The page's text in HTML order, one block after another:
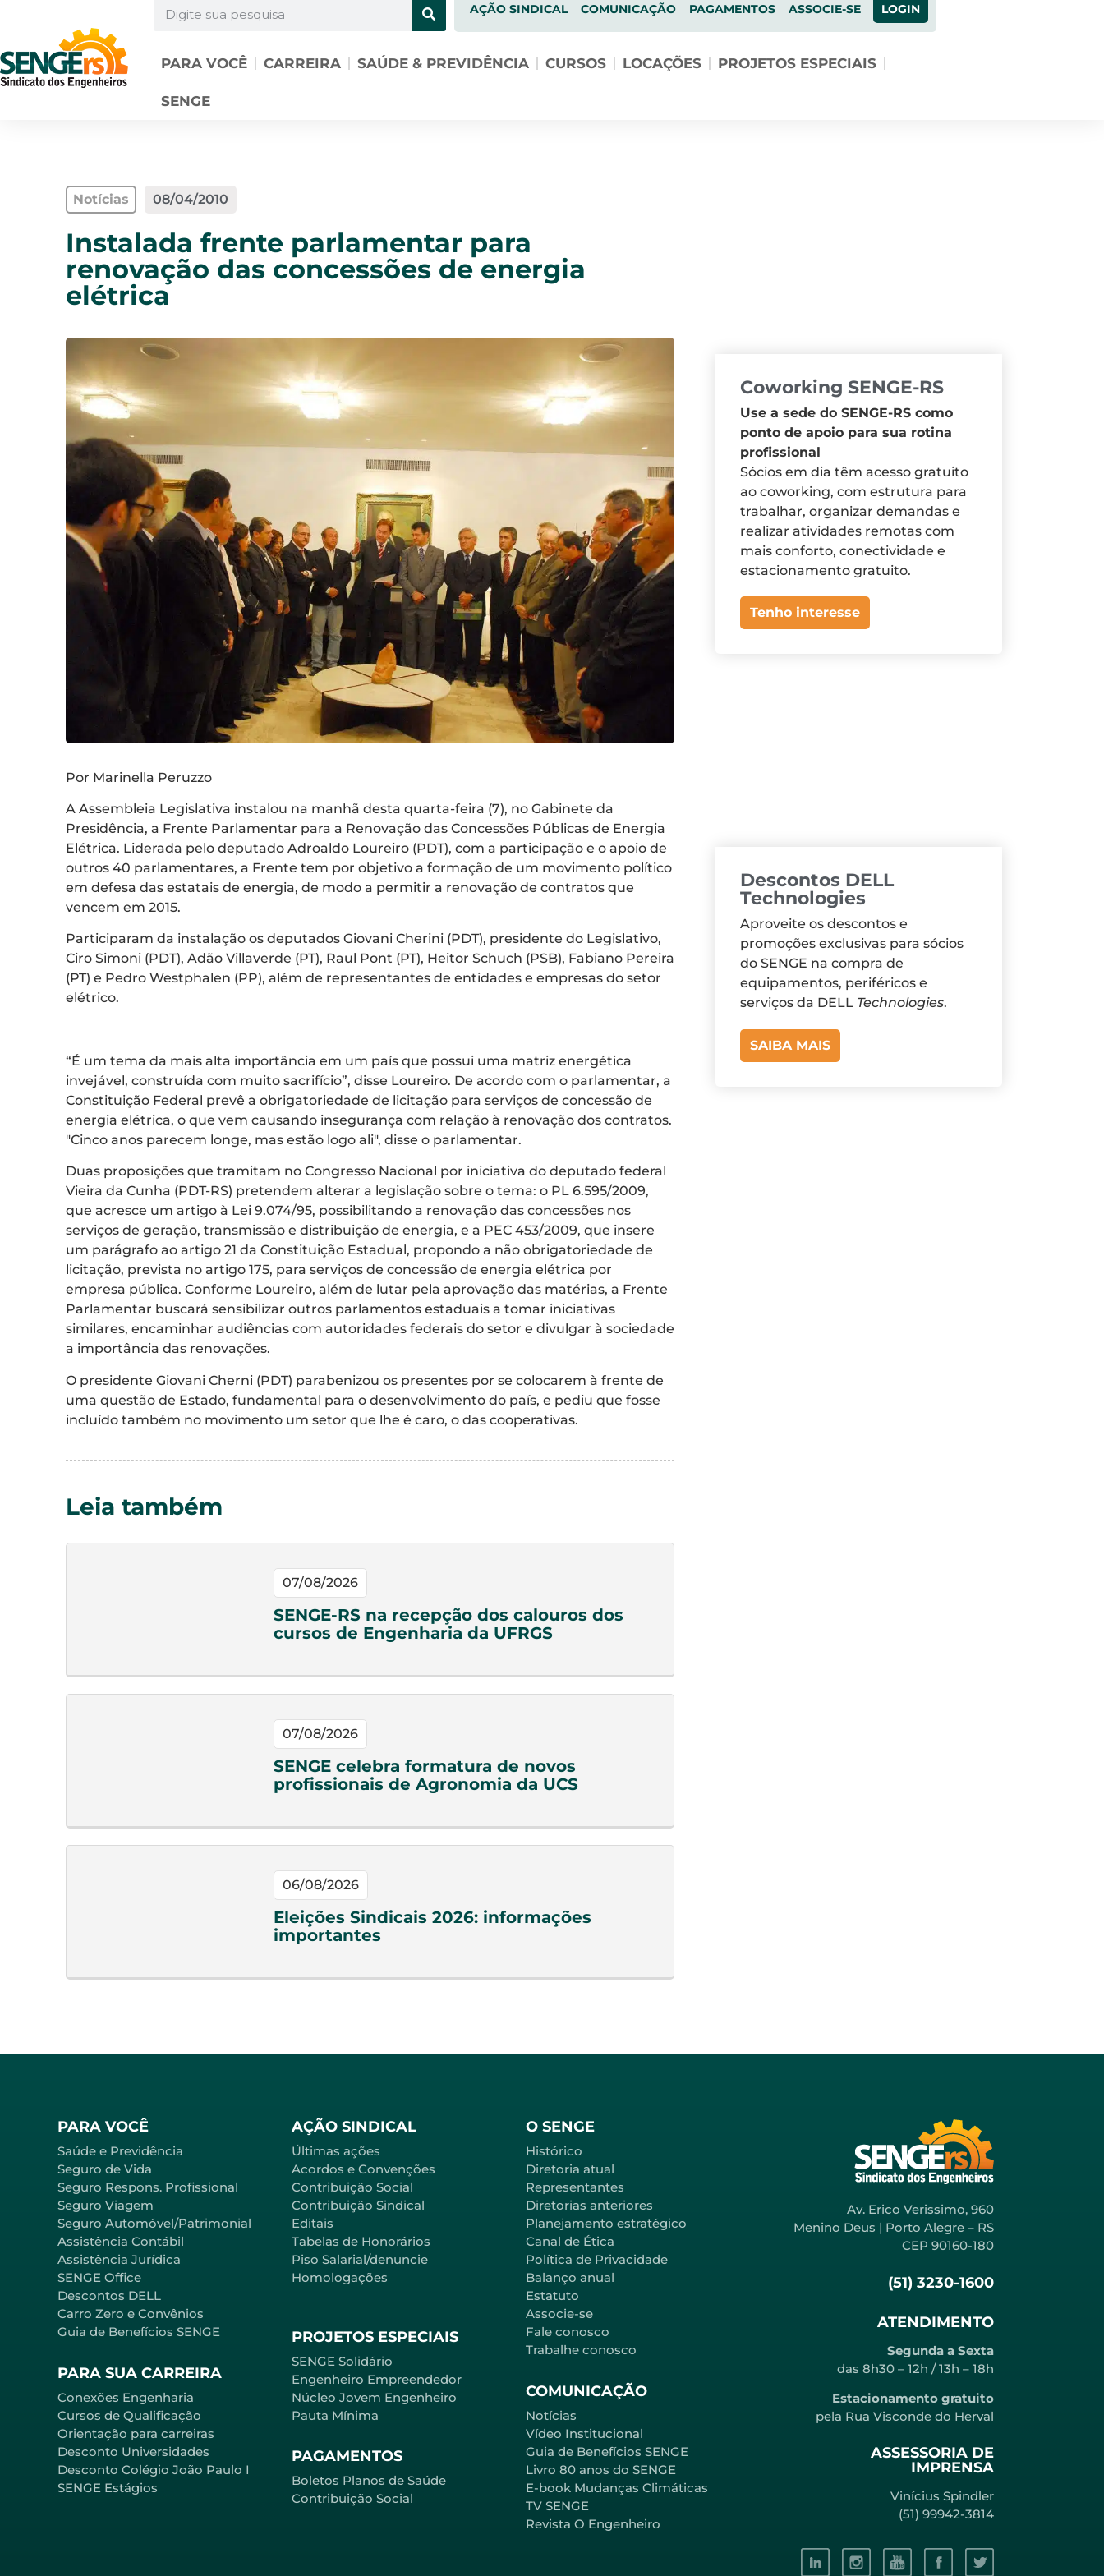
AÇÃO SINDICAL COMUNICAÇÃO PAGAMENTOS ASSOCIE-SE LOGIN
PARA VOCÊ CARREIRA SAÚDE & PREVIDÊNCIA CURSOS LOCAÇÕES PROJETOS ESPECIAIS
SENGE
Notícias 08/04/2010
Instalada frente parlamentar para
renovação das concessões de energia
elétrica
Por Marinella Peruzzo
A Assembleia Legislativa instalou na manhã desta quarta-feira (7), no Gabinete da
Presidência, a Frente Parlamentar para a Renovação das Concessões Públicas de Energia
Elétrica. Liderada pelo deputado Adroaldo Loureiro (PDT), com a participação e o apoio de
outros 40 parlamentares, a Frente tem por objetivo a formação de um movimento político
em defesa das estatais de energia, de modo a permitir a renovação de contratos que
vencem em 2015.
Participaram da instalação os deputados Giovani Cherini (PDT), presidente do Legislativo,
Ciro Simoni (PDT), Adão Villaverde (PT), Raul Pont (PT), Heitor Schuch (PSB), Fabiano Pereira
(PT) e Pedro Westphalen (PP), além de representantes de entidades e empresas do setor
elétrico.
“É um tema da mais alta importância em um país que possui uma matriz energética
invejável, construída com muito sacrifício”, disse Loureiro. De acordo com o parlamentar, a
Constituição Federal prevê a obrigatoriedade de licitação para serviços de concessão de
energia elétrica, o que vem causando insegurança com relação à renovação dos contratos.
"Cinco anos parecem longe, mas estão logo ali", disse o parlamentar.
Duas proposições que tramitam no Congresso Nacional por iniciativa do deputado federal
Vieira da Cunha (PDT-RS) pretendem alterar a legislação sobre o tema: o PL 6.595/2009,
que acresce um artigo à Lei 9.074/95, possibilitando a renovação das concessões nos
serviços de geração, transmissão e distribuição de energia, e a PEC 453/2009, que insere
um parágrafo ao artigo 21 da Constituição Estadual, propondo a não obrigatoriedade de
licitação, prevista no artigo 175, para serviços de concessão de energia elétrica por
empresa pública. Conforme Loureiro, além de lutar pela aprovação das matérias, a Frente
Parlamentar buscará sensibilizar outros parlamentos estaduais a tomar iniciativas
similares, encaminhar audiências com autoridades federais do setor e divulgar à sociedade
a importância das renovações.
O presidente Giovani Cherni (PDT) parabenizou os presentes por se colocarem à frente de
uma questão de Estado, fundamental para o desenvolvimento do país, e pediu que fosse
incluído também no movimento um setor que lhe é caro, o das cooperativas.
Leia também
07/08/2026
SENGE-RS na recepção dos calouros dos
cursos de Engenharia da UFRGS
07/08/2026
SENGE celebra formatura de novos
profissionais de Agronomia da UCS
06/08/2026
Eleições Sindicais 2026: informações
importantes
Coworking SENGE-RS
Use a sede do SENGE-RS como
ponto de apoio para sua rotina
profissional
Sócios em dia têm acesso gratuito
ao coworking, com estrutura para
trabalhar, organizar demandas e
realizar atividades remotas com
mais conforto, conectividade e
estacionamento gratuito.
Tenho interesse
Descontos DELL
Technologies
Aproveite os descontos e
promoções exclusivas para sócios
do SENGE na compra de
equipamentos, periféricos e
serviços da DELL Technologies.
SAIBA MAIS
PARA VOCÊ
Saúde e Previdência
Seguro de Vida
Seguro Respons. Profissional
Seguro Viagem
Seguro Automóvel/Patrimonial
Assistência Contábil
Assistência Jurídica
SENGE Office
Descontos DELL
Carro Zero e Convênios
Guia de Benefícios SENGE
PARA SUA CARREIRA
Conexões Engenharia
Cursos de Qualificação
Orientação para carreiras
Desconto Universidades
Desconto Colégio João Paulo I
SENGE Estágios
AÇÃO SINDICAL
Últimas ações
Acordos e Convenções
Contribuição Social
Contribuição Sindical
Editais
Tabelas de Honorários
Piso Salarial/denuncie
Homologações
PROJETOS ESPECIAIS
SENGE Solidário
Engenheiro Empreendedor
Núcleo Jovem Engenheiro
Pauta Mínima
PAGAMENTOS
Boletos Planos de Saúde
Contribuição Social
O SENGE
Histórico
Diretoria atual
Representantes
Diretorias anteriores
Planejamento estratégico
Canal de Ética
Política de Privacidade
Balanço anual
Estatuto
Associe-se
Fale conosco
Trabalhe conosco
COMUNICAÇÃO
Notícias
Vídeo Institucional
Guia de Benefícios SENGE
Livro 80 anos do SENGE
E-book Mudanças Climáticas
TV SENGE
Revista O Engenheiro
Av. Erico Verissimo, 960
Menino Deus | Porto Alegre – RS
CEP 90160-180
(51) 3230-1600
ATENDIMENTO
Segunda a Sexta
das 8h30 – 12h / 13h – 18h
Estacionamento gratuito
pela Rua Visconde do Herval
ASSESSORIA DE
IMPRENSA
Vinícius Spindler
(51) 99942-3814